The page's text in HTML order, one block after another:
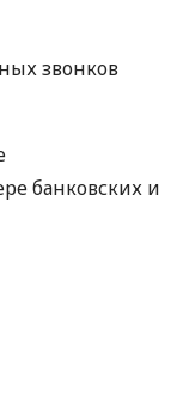
звонков
банковских и